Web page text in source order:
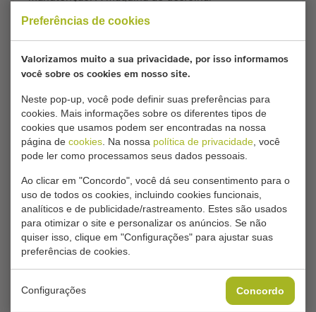
Preferências de cookies
Valorizamos muito a sua privacidade, por isso informamos
você sobre os cookies em nosso site.
Neste pop-up, você pode definir suas preferências para
cookies. Mais informações sobre os diferentes tipos de
cookies que usamos podem ser encontradas na nossa
página de cookies . Na nossa política de privacidade , você
pode ler como processamos seus dados pessoais.
Ao clicar em "Concordo", você dá seu consentimento para o
uso de todos os cookies, incluindo cookies funcionais,
analíticos e de publicidade/rastreamento. Estes são usados
para otimizar o site e personalizar os anúncios. Se não
quiser isso, clique em "Configurações" para ajustar suas
preferências de cookies.
Configurações Concordo
pode ser usada em uma mesa de
Especificações técnicas:
Modelo: Dom/C
Condições gerais Processo de compra
Infelizmente, este Desfolhadora dupla Olimex já
foi vendido.
desfolhamento comparável estiver disponível? Preencha
aqui os seus dados.